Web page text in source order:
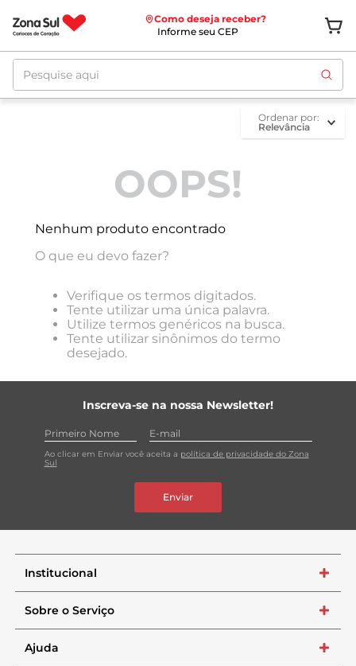
Como deseja receber?
Informe seu CEP
Pesquise aqui
ordenar por
Relevância
OOPS!
Nenhum produto encontrado
O que eu devo fazer?
Verifique os termos digitados.
Tente utilizar uma única palavra.
Utilize termos genéricos na busca.
Tente utilizar sinônimos do termo
desejado.
Inscreva-se na nossa Newsletter!
Ao clicar em Enviar você aceita a política de privacidade do Zona
Sul
Enviar
Institucional +
Sobre o Serviço +
Ajuda +